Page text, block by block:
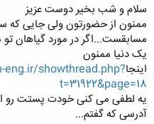
سلام و شب بخیر دوست عزیز
ممنون از حضورتون ولی جایی که
مسابقست...اگر در مورد گیاهان
یک دنیا ممنون
اینجاshowthread.php?
t=31922&page=18
یه لطفی می کنی خودت پستت رو
آدرسی که گفتم...